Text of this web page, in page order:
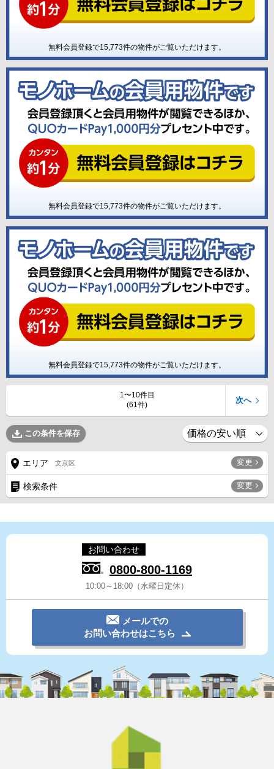
無料会員登録で15,773件の物件がご覧いただけます。
無料会員登録で15,773件の物件がご覧いただけます。
無料会員登録で15,773件の物件がご覧いただけます。
1〜10件目
(61件)
次へ
この条件を保存
エリア 文京区 変更
検索条件 変更
お問い合わせ
0800-800-1169
10:00～18:00（水曜日定休）
メールでの
お問い合わせはこちら